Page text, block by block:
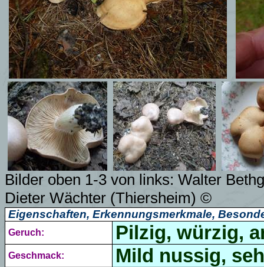
Bilder oben 1-3 von links: Walter
Dieter Wächter (Thiersheim) ©
Eigenschaften, Erkennungsmerkmale,
Geruch: Pilzig, würzig,
Geschmack: Mild nussig,